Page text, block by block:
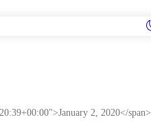
2, 2020</span>